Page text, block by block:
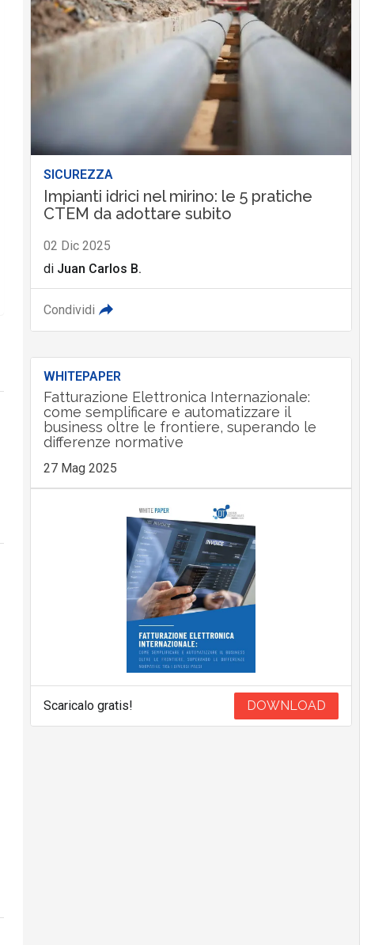
SICUREZZA
Impianti idrici nel mirino: le 5 pratiche
CTEM da adottare subito
02 Dic 2025
di Juan Carlos B.
Condividi
WHITEPAPER
Fatturazione Elettronica Internazionale:
come semplificare e automatizzare il
business oltre le frontiere, superando le
differenze normative
27 Mag 2025
Scaricalo gratis! DOWNLOAD